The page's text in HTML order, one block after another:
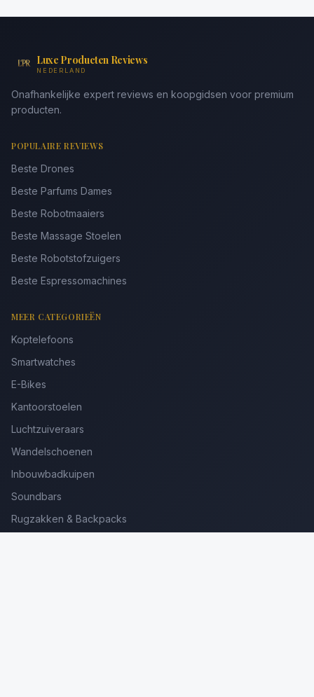
Luxe Producten Reviews
NEDERLAND
Onafhankelijke expert reviews en koopgidsen voor premium
producten.
POPULAIRE REVIEWS
Beste Drones
Beste Parfums Dames
Beste Robotmaaiers
Beste Massage Stoelen
Beste Robotstofzuigers
Beste Espressomachines
MEER CATEGORIEËN
Koptelefoons
Smartwatches
E-Bikes
Kantoorstoelen
Luchtzuiveraars
Wandelschoenen
Inbouwbadkuipen
Soundbars
Rugzakken & Backpacks